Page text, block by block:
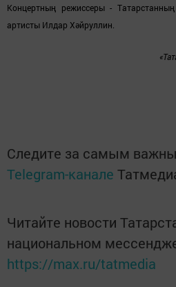
Концертның режиссеры -
артисты Илдар Хәйруллин.
Следите за самым
Telegram-канале
Читайте новости
национальном
https://max.ru/tatmedia